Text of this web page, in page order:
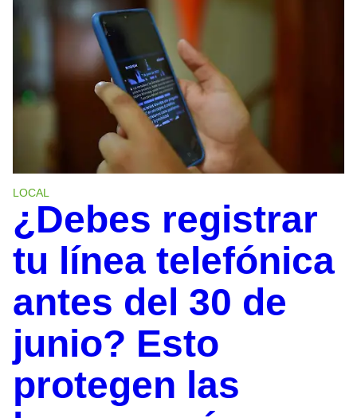
LOCAL
¿Debes registrar
tu línea telefónica
antes del 30 de
junio? Esto
protegen las